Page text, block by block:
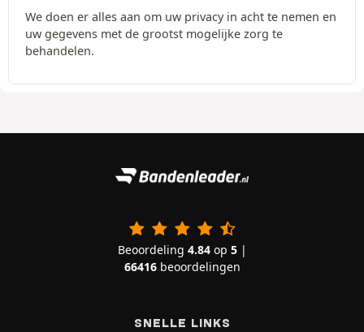
We doen er alles aan om uw privacy in acht te nemen en
uw gegevens met de grootst mogelijke zorg te
behandelen.
Beoordeling 4.84op 5|
66416beoordelingen
SNELLE LINKS